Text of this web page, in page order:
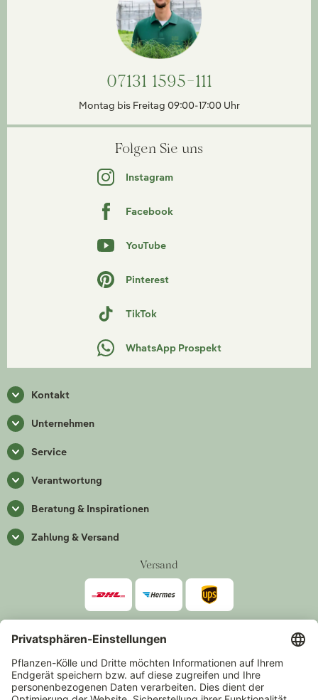
07131 1595-111
Montag bis Freitag 09:00-17:00 Uhr
Folgen Sie uns
Instagram
Facebook
YouTube
Pinterest
TikTok
WhatsApp Prospekt
Kontakt
Unternehmen
Service
Verantwortung
Beratung & Inspirationen
Zahlung & Versand
Versand
Zahlarten